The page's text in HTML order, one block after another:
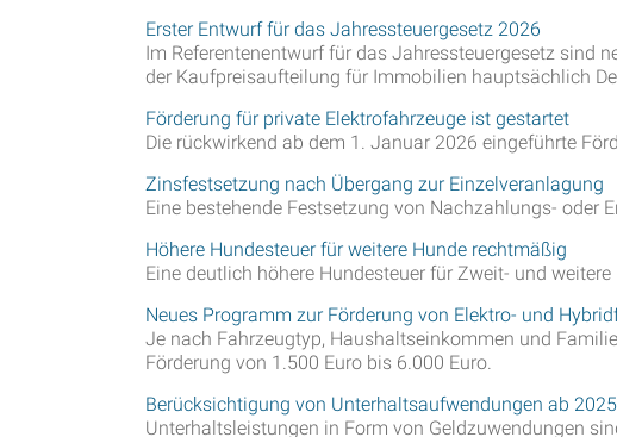
Erster Entwurf für das Jahressteuergesetz 2026
Im Referentenentwurf für das Jahressteuergesetz sind
der Kaufpreisaufteilung für Immobilien hauptsächlich
Förderung für private Elektrofahrzeuge ist gestartet
Die rückwirkend ab dem 1. Januar 2026 eingeführte
Zinsfestsetzung nach Übergang zur Einzelveranlagung
Eine bestehende Festsetzung von Nachzahlungs-
Höhere Hundesteuer für weitere Hunde rechtmäßig
Eine deutlich höhere Hundesteuer für Zweit- und
Neues Programm zur Förderung von Elektro- und
Je nach Fahrzeugtyp, Haushaltseinkommen und
Förderung von 1.500 Euro bis 6.000 Euro.
Berücksichtigung von Unterhaltsaufwendungen ab 2025
Unterhaltsleistungen in Form von Geldzuwendungen